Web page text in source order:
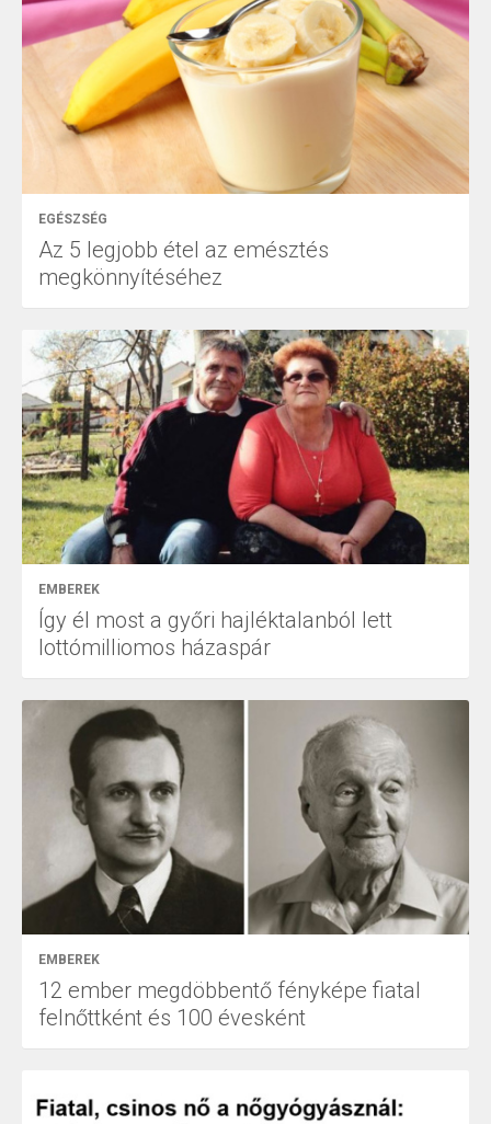
EGÉSZSÉG
Az 5 legjobb étel az emésztés
megkönnyítéséhez
EMBEREK
Így él most a győri hajléktalanból lett
lottómilliomos házaspár
EMBEREK
12 ember megdöbbentő fényképe fiatal
felnőttként és 100 évesként